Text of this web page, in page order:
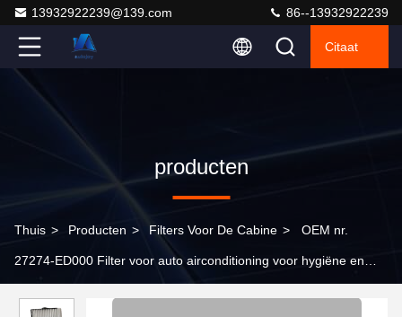
13932922239@139.com 86--13932922239
Citaat
producten
Thuis > Producten > Filters Voor De Cabine > OEM nr.
27274-ED000 Filter voor auto airconditioning voor hygiëne en